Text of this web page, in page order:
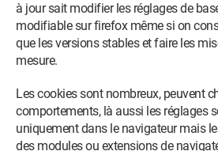
à jour sait modifier les réglages de
modifiable sur firefox même si on
que les versions stables et faire les
mesure.
Les cookies sont nombreux, peuvent
comportements, là aussi les réglages
uniquement dans le navigateur mais
des modules ou extensions de